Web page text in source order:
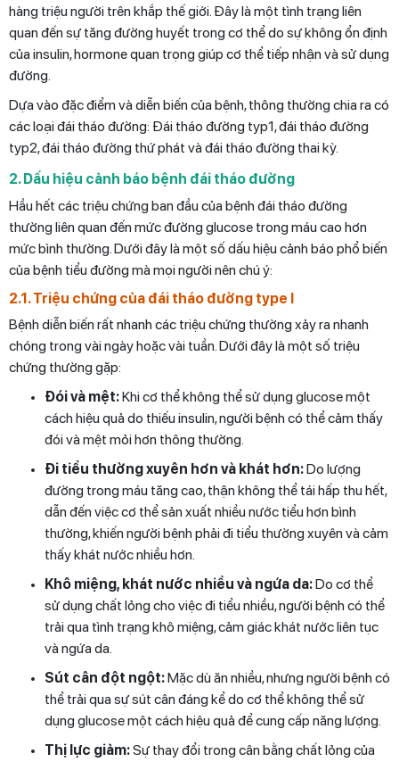
hàng triệu người trên khắp thế giới. Đây là một tình trạng liên
quan đến sự tăng đường huyết trong cơ thể do sự không ổn định
của insulin, hormone quan trọng giúp cơ thể tiếp nhận và sử dụng
đường.
Dựa vào đặc điểm và diễn biến của bệnh, thông thường chia ra có
các loại đái tháo đường: Đái tháo đường typ1, đái tháo đường
typ2, đái tháo đường thứ phát và đái tháo đường thai kỳ.
2. Dấu hiệu cảnh báo bệnh đái tháo đường
Hầu hết các triệu chứng ban đầu của bệnh đái tháo đường
thường liên quan đến mức đường glucose trong máu cao hơn
mức bình thường. Dưới đây là một số dấu hiệu cảnh báo phổ biến
của bệnh tiểu đường mà mọi người nên chú ý:
2.1. Triệu chứng của đái tháo đường type I
Bệnh diễn biến rất nhanh các triệu chứng thường xảy ra nhanh
chóng trong vài ngày hoặc vài tuần. Dưới đây là một số triệu
chứng thường gặp:
Đói và mệt:Khi cơ thể không thể sử dụng glucose một
cách hiệu quả do thiếu insulin, người bệnh có thể cảm thấy
đói và mệt mỏi hơn thông thường.
Đi tiểu thường xuyên hơn và khát hơn:Do lượng
đường trong máu tăng cao, thận không thể tái hấp thu hết,
dẫn đến việc cơ thể sản xuất nhiều nước tiểu hơn bình
thường, khiến người bệnh phải đi tiểu thường xuyên và cảm
thấy khát nước nhiều hơn.
Khô miệng, khát nước nhiều và ngứa da:Do cơ thể
sử dụng chất lỏng cho việc đi tiểu nhiều, người bệnh có thể
trải qua tình trạng khô miệng, cảm giác khát nước liên tục
và ngứa da.
Sút cân đột ngột:Mặc dù ăn nhiều, nhưng người bệnh có
thể trải qua sự sút cân đáng kể do cơ thể không thể sử
dụng glucose một cách hiệu quả để cung cấp năng lượng.
Thị lực giảm:Sự thay đổi trong cân bằng chất lỏng của